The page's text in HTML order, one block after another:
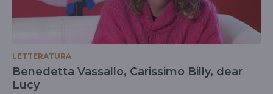
LETTERATURA
Benedetta Vassallo, Carissimo Billy, dear
Lucy